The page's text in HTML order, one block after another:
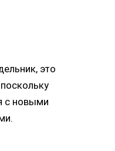
это
поскольку
с новыми